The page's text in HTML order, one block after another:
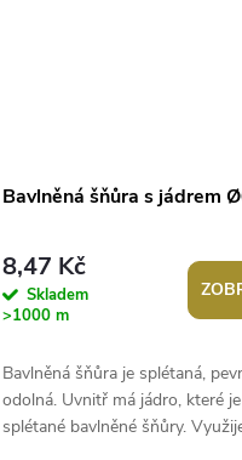
Bavlněná šňůra s jádrem
8,47 Kč
Skladem
>1000 m
Bavlněná šňůra je splétaná,
odolná. Uvnitř má jádro, které
splétané bavlněné šňůry.